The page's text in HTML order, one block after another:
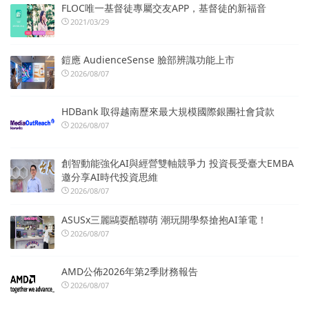
FLOC唯一基督徒專屬交友APP，基督徒的新福音
2021/03/29
鎧應 AudienceSense 臉部辨識功能上市
2026/08/07
HDBank 取得越南歷來最大規模國際銀團社會貸款
2026/08/07
創智動能強化AI與經營雙軸競爭力 投資長受臺大EMBA
邀分享AI時代投資思維
2026/08/07
ASUSx三麗鷗耍酷聯萌 潮玩開學祭搶抱AI筆電！
2026/08/07
AMD公佈2026年第2季財務報告
2026/08/07